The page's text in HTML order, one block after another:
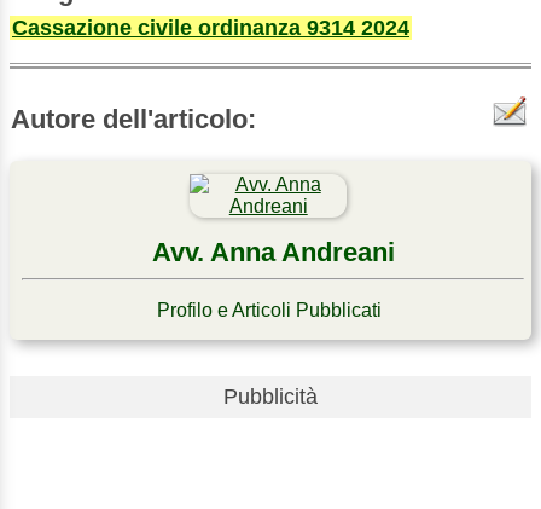
Cassazione civile ordinanza 9314 2024
Autore dell'articolo:
Avv. Anna Andreani
Profilo e Articoli Pubblicati
Pubblicità